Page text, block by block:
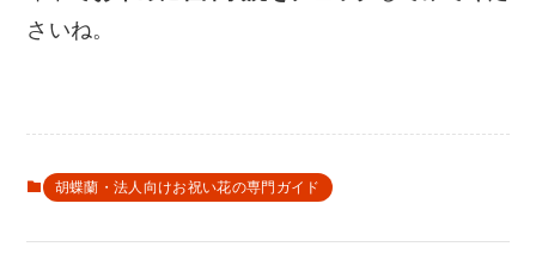
さいね。
胡蝶蘭・法人向けお祝い花の専門ガイド